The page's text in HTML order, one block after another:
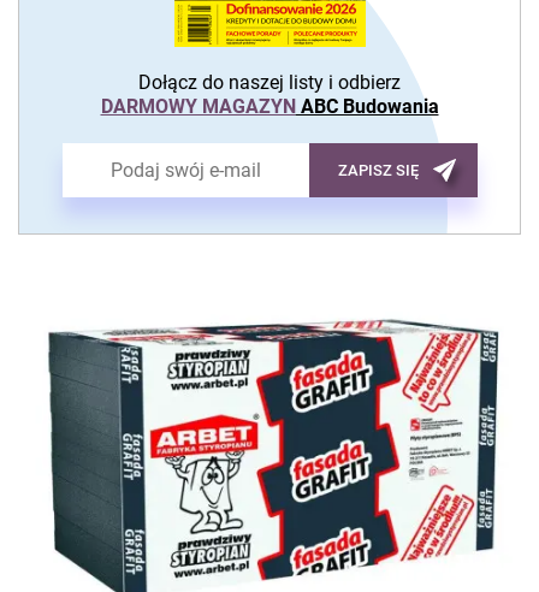
Dołącz do naszej listy i odbierz
DARMOWY MAGAZYN ABC Budowania
ZAPISZ SIĘ